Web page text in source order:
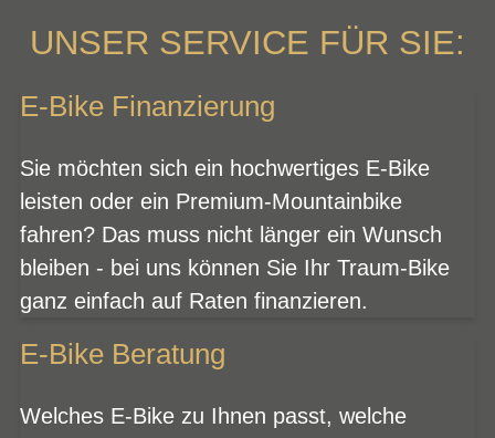
UNSER SERVICE FÜR SIE:
E-Bike Finanzierung
Sie möchten sich ein hochwertiges E-Bike
leisten oder ein Premium-Mountainbike
fahren? Das muss nicht länger ein Wunsch
bleiben - bei uns können Sie Ihr Traum-Bike
ganz einfach auf Raten finanzieren.
E-Bike Beratung
Welches E-Bike zu Ihnen passt, welche